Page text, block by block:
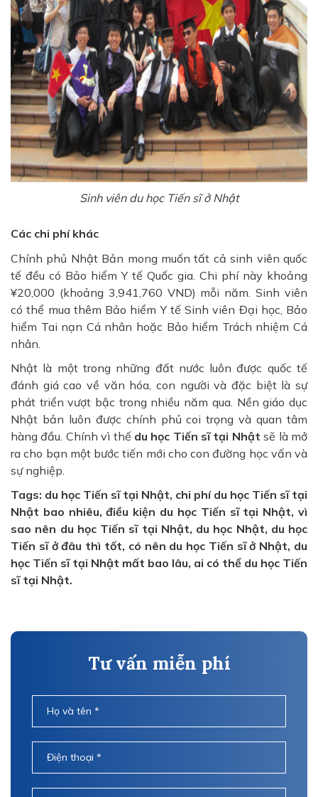
Sinh viên du học Tiến sĩ ở Nhật
Các chi phí khác
Chính phủ Nhật Bản mong muốn tất cả sinh viên quốc
tế đều có Bảo hiểm Y tế Quốc gia. Chi phí này khoảng
¥20,000 (khoảng 3,941,760 VND) mỗi năm. Sinh viên
có thể mua thêm Bảo hiểm Y tế Sinh viên Đại học, Bảo
hiểm Tai nạn Cá nhân hoặc Bảo hiểm Trách nhiệm Cá
nhân.
Nhật là một trong những đất nước luôn được quốc tế
đánh giá cao về văn hóa, con người và đặc biệt là sự
phát triển vượt bậc trong nhiều năm qua. Nền giáo dục
Nhật bản luôn được chính phủ coi trọng và quan tâm
hàng đầu. Chính vì thế du học Tiến sĩ tại Nhật sẽ là mở
ra cho bạn một bước tiến mới cho con đường học vấn và
sự nghiệp.
Tags: du học Tiến sĩ tại Nhật, chi phí du học Tiến sĩ tại
Nhật bao nhiêu, điều kiện du học Tiến sĩ tại Nhật, vì
sao nên du học Tiến sĩ tại Nhật, du học Nhật, du học
Tiến sĩ ở đâu thì tốt, có nên du học Tiến sĩ ở Nhật, du
học Tiến sĩ tại Nhật mất bao lâu, ai có thể du học Tiến
sĩ tại Nhật.
Tư vấn miễn phí